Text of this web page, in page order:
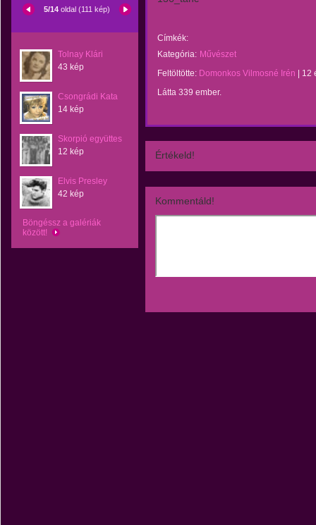
5/14 oldal (111 kép)
Tolnay Klári
43 kép
Csongrádi Kata
14 kép
Skorpió együttes
12 kép
Elvis Presley
42 kép
Böngéssz a galériák
között!
Címkék:
Kategória: Művészet
Feltöltötte: Domonkos Vilmosné Irén
12
Látta 339 ember.
Értékeld!
Kommentáld!